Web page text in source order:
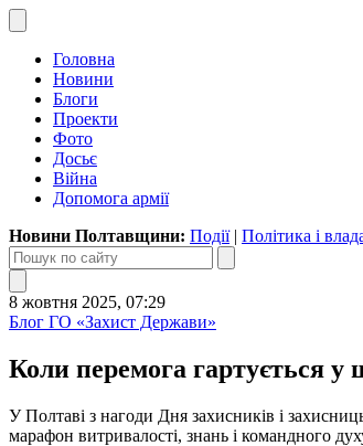
Головна
Новини
Блоги
Проекти
Фото
Досьє
Війна
Допомога армії
Новини Полтавщини: Події| Політика і
8 жовтня 2025, 07:29
Блог ГО «Захист Держави»
Коли перемога гартується у
У Полтаві з нагоди Дня захисників і
марафон витривалості, знань і командного